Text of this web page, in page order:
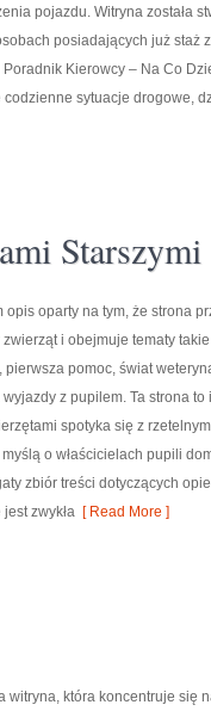
pojazdu. Witryna została
posiadających już staż
Kierowcy – Na Co
sytuacje drogowe,
Starszymi
opis oparty na tym, że strona
zwierząt i obejmuje tematy
pierwsza pomoc, świat
z pupilem. Ta strona
spotyka się z
myślą o właścicielach pupili
zbiór treści dotyczących
zwykła [ Read More ]
witryna, która koncentruje się